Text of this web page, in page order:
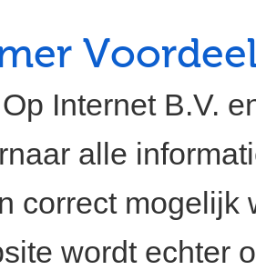
Internet B.V.
alle
correct mogelijk
wordt echter